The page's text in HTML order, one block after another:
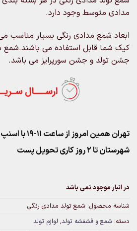
مدادی متوسط وجود دارد.
ابعاد شمع مدادی رنگی بسیار مناسب
کیک شما قابل استفاده می باشند.شمع
جشن تولد و جشن سورپرایز می باشد.
تهران همین امروز از ساعت ۱۱-۱۹ با اسنپ
شهرستان تا 2 روز کاری تحویل پست
در انبار موجود نمی باشد
شناسه محصول: شمع تولد مدادی رنگی
دسته: شمع و فشفشه تولد, لوازم تولد